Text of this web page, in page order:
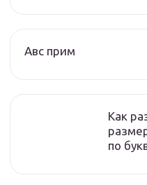
Авс прим
Как
по